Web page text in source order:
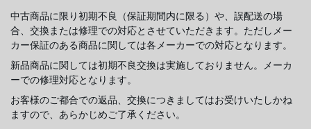
中古商品に限り初期不良（保証期間内に限る）や、誤配送の場
合、交換または修理での対応とさせていただきます。ただしメー
カー保証のある商品に関しては各メーカーでの対応となります。
新品商品に関しては初期不良交換は実施しておりません。メーカ
ーでの修理対応となります。
お客様のご都合での返品、交換につきましてはお受けいたしかね
ますので、あらかじめご了承ください。